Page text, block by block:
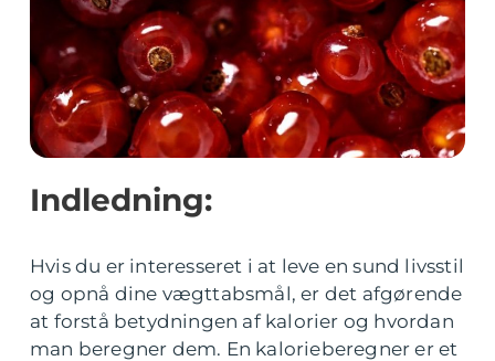
Indledning:
Hvis du er interesseret i at leve en sund livsstil
og opnå dine vægttabsmål, er det afgørende
at forstå betydningen af kalorier og hvordan
man beregner dem. En kalorieberegner er et